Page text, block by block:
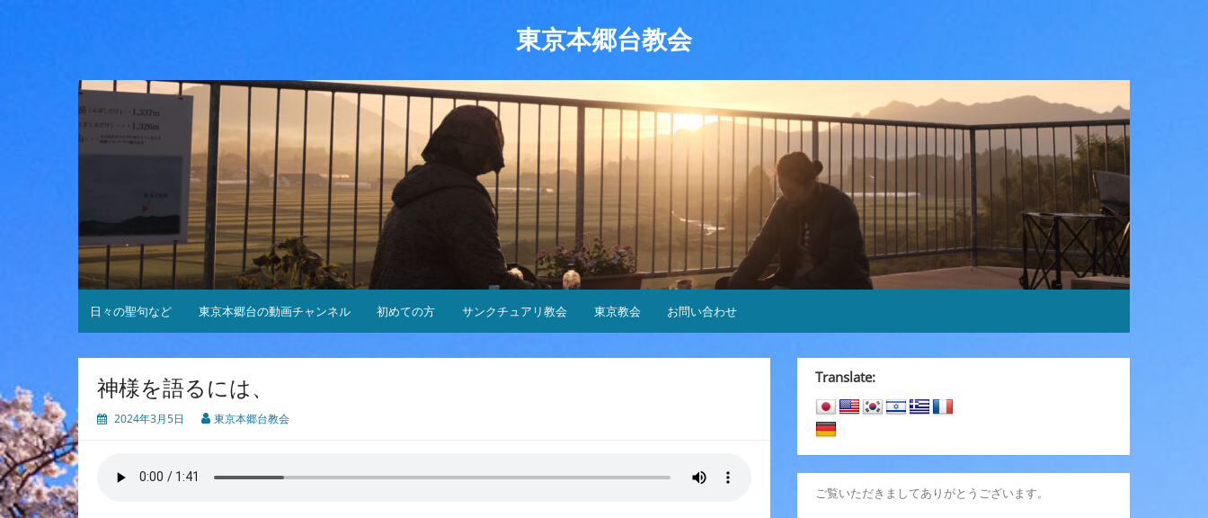
東京本郷台教会
日々の聖句など 東京本郷台の動画チャンネル 初めての方 サンクチュアリ教会 東京教会 お問い合わせ
神様を語るには、
2024年3月5日 東京本郷台教会
Translate:
ご覧いただきましてありがとうございます。